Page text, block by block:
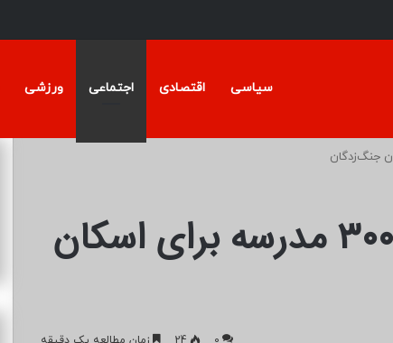
سیاسی اقتصادی اجتماعی ورزشی
آماده‌سازی بیش از ۳۰۰۰ مدرسه برای اسکان